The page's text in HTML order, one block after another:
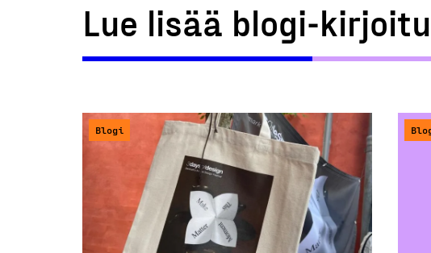
Lue lisää blogi-
Blogi